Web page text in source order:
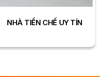
NHÀ TIỀN CHẾ UY TÍN